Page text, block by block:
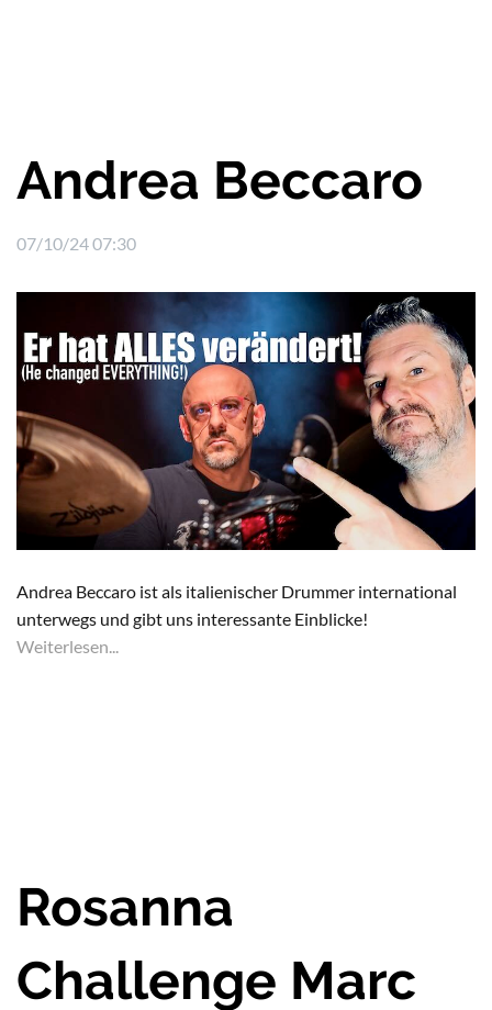
Andrea Beccaro
07/10/24 07:30
Andrea Beccaro ist als italienischer Drummer international
unterwegs und gibt uns interessante Einblicke!
Weiterlesen...
Rosanna
Challenge Marc